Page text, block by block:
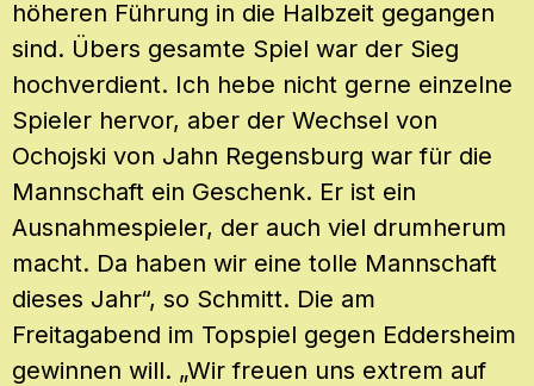
höheren Führung in die Halbzeit gegangen
sind. Übers gesamte Spiel war der Sieg
hochverdient. Ich hebe nicht gerne einzelne
Spieler hervor, aber der Wechsel von
Ochojski von Jahn Regensburg war für die
Mannschaft ein Geschenk. Er ist ein
Ausnahmespieler, der auch viel drumherum
macht. Da haben wir eine tolle Mannschaft
dieses Jahr“, so Schmitt. Die am
Freitagabend im Topspiel gegen Eddersheim
gewinnen will. „Wir freuen uns extrem auf